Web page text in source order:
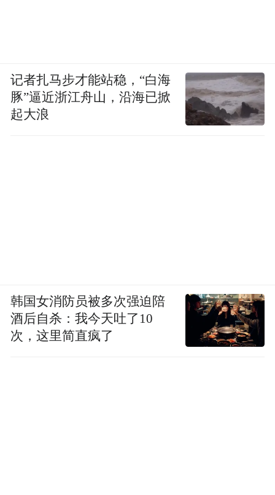
记者扎马步才能站稳，“白海
豚”逼近浙江舟山，沿海已掀
起大浪
韩国女消防员被多次强迫陪
酒后自杀：我今天吐了10
次，这里简直疯了